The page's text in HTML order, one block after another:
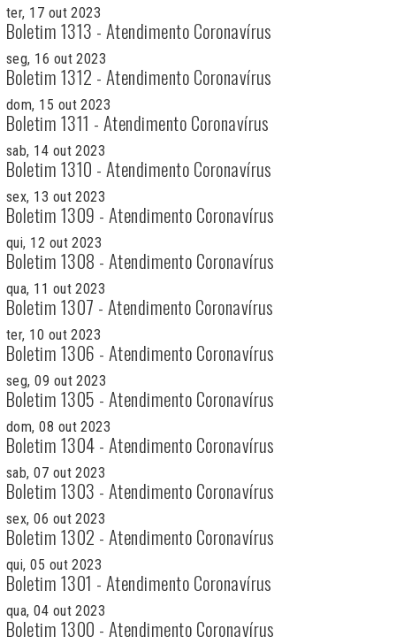
ter, 17 out 2023
Boletim 1313 - Atendimento Coronavírus
seg, 16 out 2023
Boletim 1312 - Atendimento Coronavírus
dom, 15 out 2023
Boletim 1311 - Atendimento Coronavírus
sab, 14 out 2023
Boletim 1310 - Atendimento Coronavírus
sex, 13 out 2023
Boletim 1309 - Atendimento Coronavírus
qui, 12 out 2023
Boletim 1308 - Atendimento Coronavírus
qua, 11 out 2023
Boletim 1307 - Atendimento Coronavírus
ter, 10 out 2023
Boletim 1306 - Atendimento Coronavírus
seg, 09 out 2023
Boletim 1305 - Atendimento Coronavírus
dom, 08 out 2023
Boletim 1304 - Atendimento Coronavírus
sab, 07 out 2023
Boletim 1303 - Atendimento Coronavírus
sex, 06 out 2023
Boletim 1302 - Atendimento Coronavírus
qui, 05 out 2023
Boletim 1301 - Atendimento Coronavírus
qua, 04 out 2023
Boletim 1300 - Atendimento Coronavírus